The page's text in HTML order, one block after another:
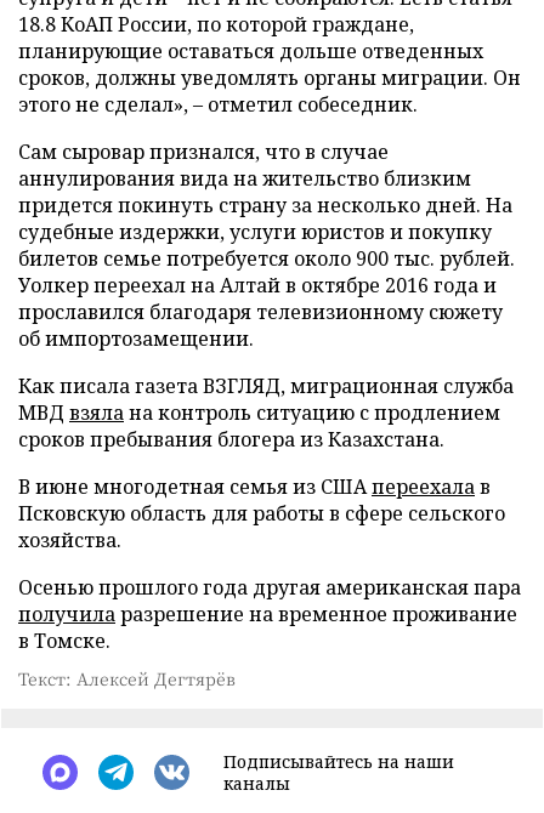
18.8 КоАП России, по которой граждане,
планирующие оставаться дольше отведенных
сроков, должны уведомлять органы миграции. Он
этого не сделал», – отметил собеседник.
Сам сыровар признался, что в случае
аннулирования вида на жительство близким
придется покинуть страну за несколько дней. На
судебные издержки, услуги юристов и покупку
билетов семье потребуется около 900 тыс. рублей.
Уолкер переехал на Алтай в октябре 2016 года и
прославился благодаря телевизионному сюжету
об импортозамещении.
Как писала газета ВЗГЛЯД, миграционная служба
МВД взялана контроль ситуацию с продлением
сроков пребывания блогера из Казахстана.
В июне многодетная семья из СШАпереехалав
Псковскую область для работы в сфере сельского
хозяйства.
Осенью прошлого года другая американская пара
получиларазрешение на временное проживание
в Томске.
Текст: Алексей Дегтярёв
Подписывайтесь на наши
каналы